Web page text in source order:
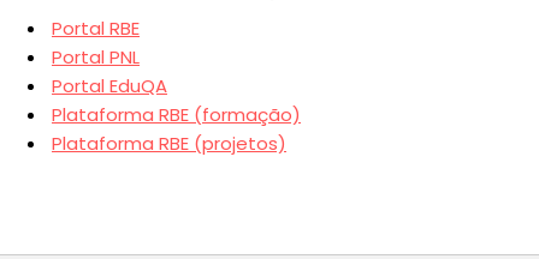
Portal RBE
Portal PNL
Portal EduQA
Plataforma RBE (formação)
Plataforma RBE (projetos)